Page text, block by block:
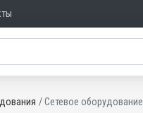
Сетевое оборудование